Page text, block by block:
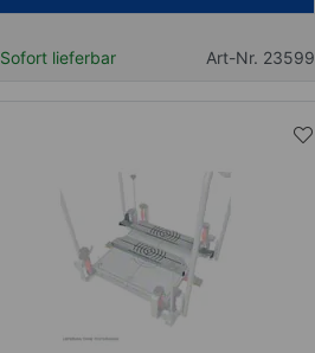
Sofort lieferbar Art-Nr. 23599